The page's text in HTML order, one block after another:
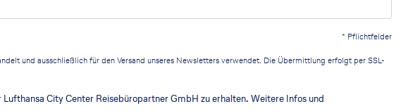
* Pflichtfelder
und ausschließlich für den Versand unseres Newsletters verwendet. Die Übermittlung erfolgt per SSL-
City Center Reisebüropartner GmbH zu erhalten. Weitere Infos und